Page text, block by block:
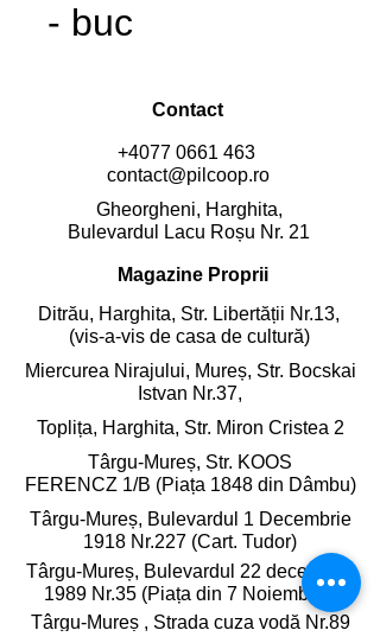
- buc
Contact
+4077 0661 463
contact@pilcoop.ro
Gheorgheni, Harghita,
Bulevardul Lacu Roșu Nr. 21
Magazine Proprii
Ditrău, Harghita, Str. Libertății Nr.13,
(vis-a-vis de casa de cultură)
Miercurea Nirajului, Mureș, Str. Bocskai
Istvan Nr.37,
Toplița, Harghita, Str. Miron Cristea 2
Târgu-Mureș, Str. KOOS
FERENCZ 1/B (Piața 1848 din Dâmbu)
Târgu-Mureș, Bulevardul 1 Decembrie
1918 Nr.227 (Cart. Tudor)
Târgu-Mureș, Bulevardul 22 decembrie
1989 Nr.35 (Piața din 7 Noiembrie)
Târgu-Mureș , Strada cuza vodă Nr.89